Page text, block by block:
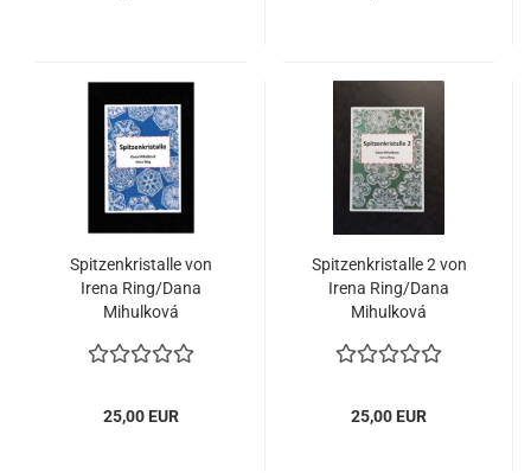
Spitzenkristalle von
Irena Ring/Dana
Mihulková
25,00 EUR
Spitzenkristalle 2 von
Irena Ring/Dana
Mihulková
25,00 EUR